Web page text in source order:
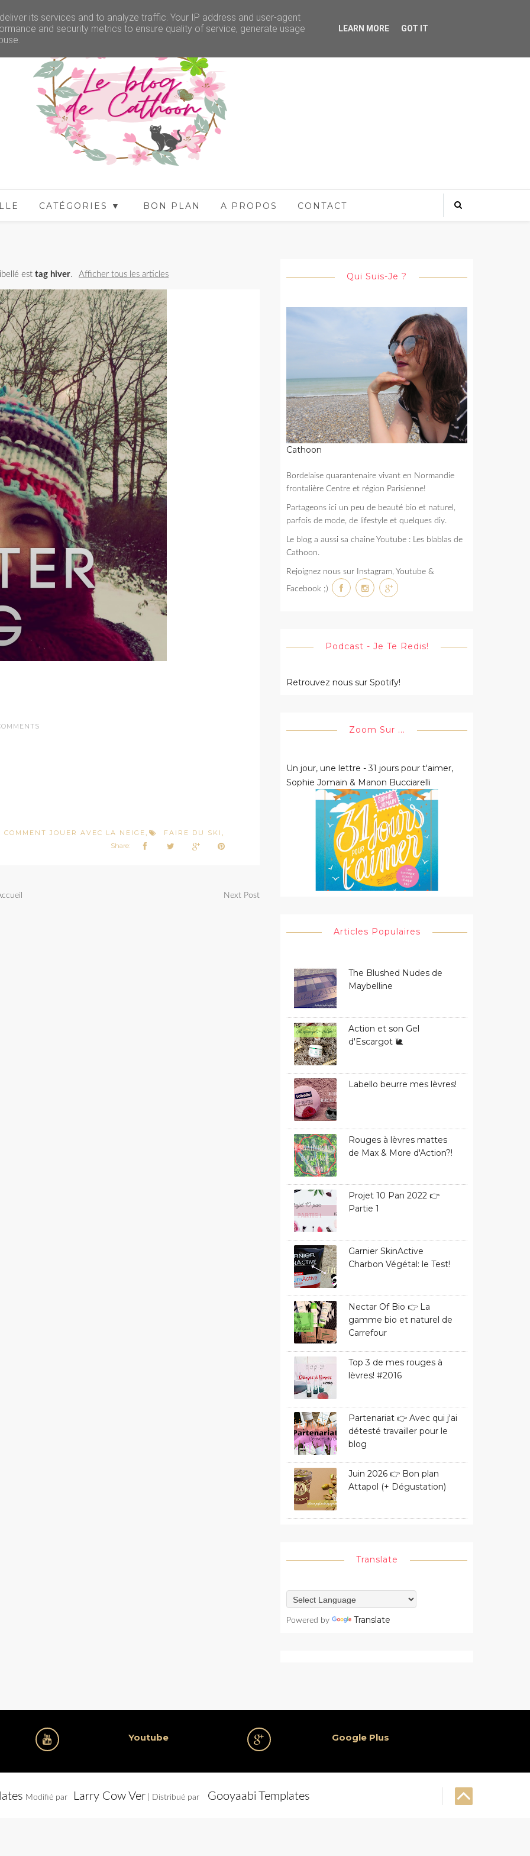
CATÉGORIES ▼ BON PLAN A PROPOS CONTACT
est tag hiver. Afficher tous les articles
COMMENT JOUER AVEC LA NEIGE FAIRE DU SKI
Share:
Next Post
Qui Suis-Je ?
Cathoon
Bordelaise quarantenaire vivant en Normandie
frontalière Centre et région Parisienne!
Partageons ici un peu de beauté bio et naturel,
parfois de mode, de lifestyle et quelques diy.
Le blog a aussi sa chaine Youtube : Les blablas de
Cathoon.
Rejoignez nous sur Instagram, Youtube &
Facebook ;)
Podcast - Je Te Redis!
Retrouvez nous sur Spotify!
Zoom Sur ...
Un jour, une lettre - 31 jours pour t'aimer,
Sophie Jomain & Manon Bucciarelli
Articles Populaires
The Blushed Nudes de
Maybelline
Action et son Gel
d'Escargot 🐌
Labello beurre mes lèvres!
Rouges à lèvres mattes
de Max & More d'Action?!
Projet 10 Pan 2022 👉
Partie 1
Garnier SkinActive
Charbon Végétal: le Test!
Nectar Of Bio 👉 La
gamme bio et naturel de
Carrefour
Top 3 de mes rouges à
lèvres! #2016
Partenariat 👉 Avec qui j'ai
détesté travailler pour le
blog
Juin 2026 👉 Bon plan
Attapol (+ Dégustation)
Translate
Powered by Translate
Youtube Google Plus
Modifié par Larry Cow Ver| Distribué par Gooyaabi Templates
its services and to analyze traffic. Your IP address and user-agent
and security metrics to ensure quality of service, generate usage
LEARN MORE GOT IT